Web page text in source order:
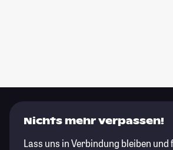
Nichts mehr verpassen!
Lass uns in Verbindung bleiben und